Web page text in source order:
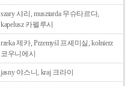
szary 샤리, musztarda 무슈타르다,
kapelusz 카펠루시
rzeka 제카, Przemyśl 프셰미실, kołnierz
코우니에시
jasny 야스니, kraj 크라이